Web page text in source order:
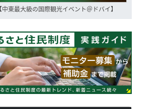
【中東最大級の国際観光イベント＠ドバイ】